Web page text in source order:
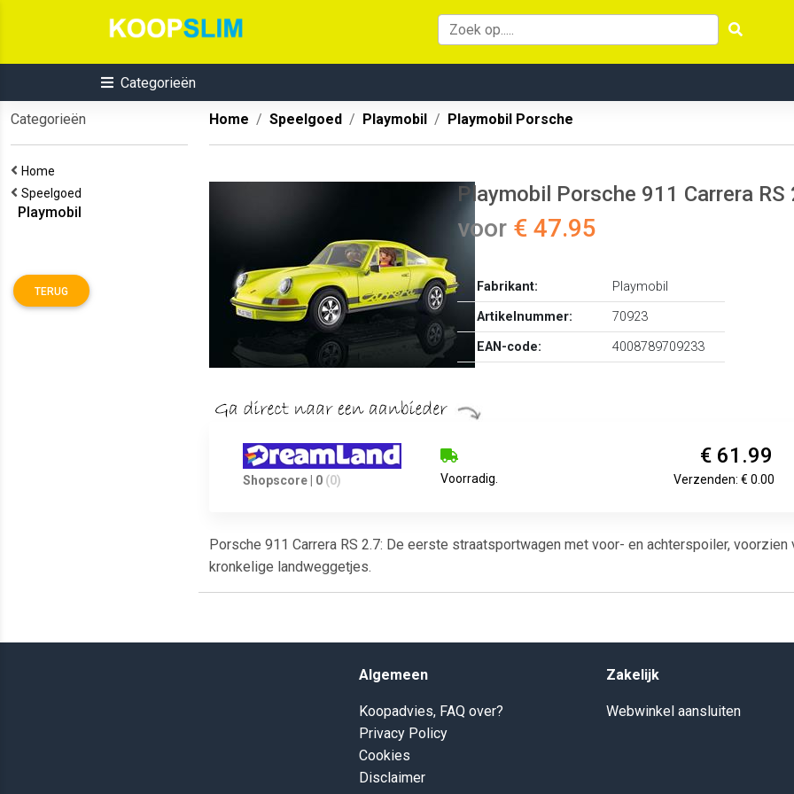
Categorieën
Categorieën
Home
Speelgoed
Playmobil
TERUG
Home Speelgoed Playmobil Playmobil Porsche
Playmobil Porsche 911 Carrera RS
voor € 47.95
Fabrikant:
Playmobil
Artikelnummer:
70923
EAN-code:
4008789709233
Shopscore | 0 (0) Voorradig.
€ 61.99
Verzenden: € 0.00
Porsche 911 Carrera RS 2.7: De eerste straatsportwagen met voor- en achterspoiler,
kronkelige landweggetjes.
Algemeen
Koopadvies, FAQ over?
Privacy Policy
Cookies
Disclaimer
Zakelijk
Webwinkel aansluiten